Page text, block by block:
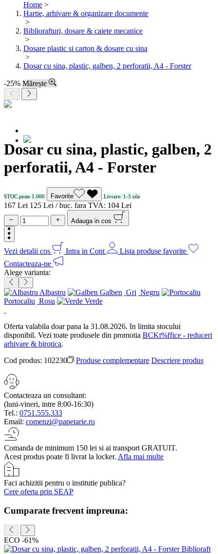
Home >
Hartie, arhivare & organizare documente
>
Bibliorafturi, dosare & caiete mecanice
>
Dosare plastic si carton & dosare cu sina
>
Dosar cu sina, plastic, galben, 2 perforatii, A4 - Forster
-25% Mărește
Dosar cu sina, plastic, galben, 2
perforatii, A4 - Forster
STOC peste 1.000 Favorite Livrare: 1-3 zile
167 Lei 1 25 Lei / buc. fara TVA: 104 Lei
Adauga in cos
Vezi detalii cos Intra in Cont
Lista produse favorite
Contacteaza-ne
Alege varianta:
Albastru Galben Gri Negru
Portocaliu Rosu Verde
Oferta valabila doar pana la 31.08.2026. In limita stocului
disponibil. Vezi toate produsele din promotia BCKt%ffice - reduceri
arhivare & birotica.
Cod produs: 102230 Produse complementare Descriere produs
Contacteaza un consultant:
(luni-vineri, intre 8:00-16:30)
Tel.: 0751.555.333
Email: comenzi@papetarie.ro
Comanda de minimum 150 lei si ai transport GRATUIT.
Acest produs poate fi livrat la locker. Afla mai multe
Faci achizitii pentru o institutie publica?
Cere oferta prin SEAP
Cumparate frecvent impreuna:
ECO -61%